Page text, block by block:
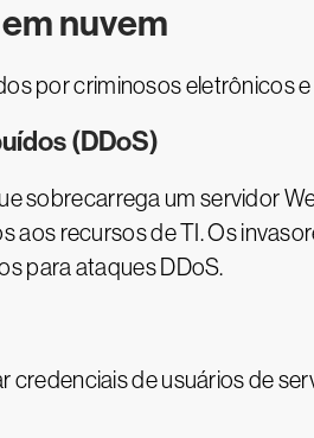
nuvem
por criminosos eletrônicos
(DDoS)
sobrecarrega um servidor
aos recursos de TI. Os
para ataques DDoS.
de usuários de